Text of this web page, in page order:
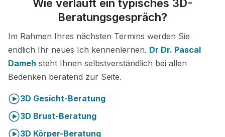
Wie verläuft ein typisches 3D-
Beratungsgespräch?
Im Rahmen Ihres nächsten Termins werden Sie
endlich Ihr neues Ich kennenlernen. Dr Dr. Pascal
Dameh steht Ihnen selbstverständlich bei allen
Bedenken beratend zur Seite.
3D Gesicht-Beratung
3D Brust-Beratung
3D Körper-Beratung